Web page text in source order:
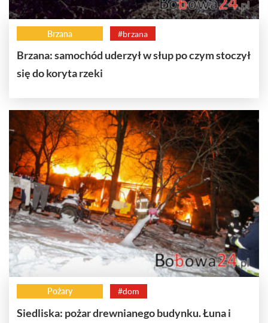
Brzana #brzana
Brzana: samochód uderzył w słup po czym stoczył
się do koryta rzeki
Pożary #dom
Siedliska: pożar drewnianego budynku. Łuna i